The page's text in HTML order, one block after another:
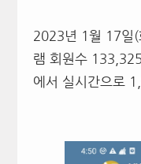
2023년 1월 17일(
램 회원수
에서 실시간으로